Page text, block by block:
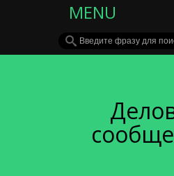
MENU